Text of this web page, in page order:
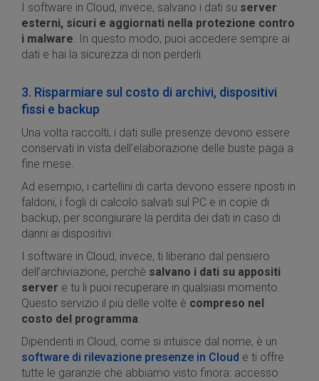
I software in Cloud, invece, salvano i dati su server
esterni, sicuri e aggiornati nella protezione contro
i malware. In questo modo, puoi accedere sempre ai
dati e hai la sicurezza di non perderli.
3. Risparmiare sul costo di archivi, dispositivi
fissi e backup
Una volta raccolti, i dati sulle presenze devono essere
conservati in vista dell’elaborazione delle buste paga a
fine mese.
Ad esempio, i cartellini di carta devono essere riposti in
faldoni, i fogli di calcolo salvati sul PC e in copie di
backup, per scongiurare la perdita dei dati in caso di
danni ai dispositivi.
I software in Cloud, invece, ti liberano dal pensiero
dell’archiviazione, perchè salvano i dati su appositi
server e tu li puoi recuperare in qualsiasi momento.
Questo servizio il più delle volte è compreso nel
costo del programma.
Dipendenti in Cloud, come si intuisce dal nome, è un
software di rilevazione presenze in Cloud e ti offre
tutte le garanzie che abbiamo visto finora: accesso